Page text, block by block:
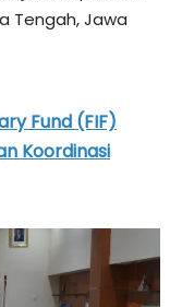
Tengah, Jawa
Fund (FIF)
Koordinasi